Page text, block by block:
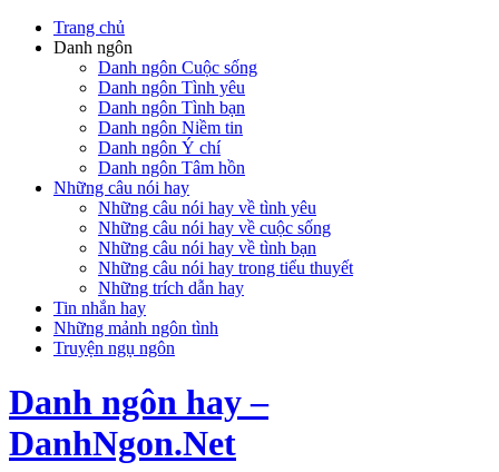
Trang chủ
Danh ngôn
Danh ngôn Cuộc sống
Danh ngôn Tình yêu
Danh ngôn Tình bạn
Danh ngôn Niềm tin
Danh ngôn Ý chí
Danh ngôn Tâm hồn
Những câu nói hay
Những câu nói hay về tình yêu
Những câu nói hay về cuộc sống
Những câu nói hay về tình bạn
Những câu nói hay trong tiểu thuyết
Những trích dẫn hay
Tin nhắn hay
Những mảnh ngôn tình
Truyện ngụ ngôn
Danh ngôn hay –
DanhNgon.Net